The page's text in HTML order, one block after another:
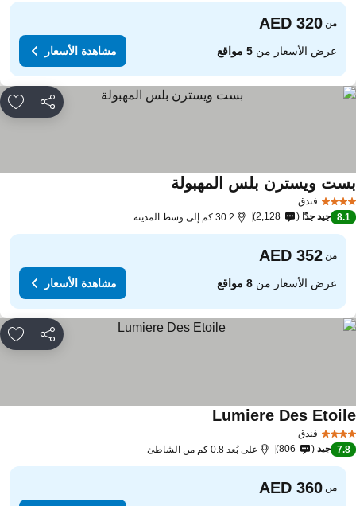
من
عرض الأسعار من5 مواقع مشاهدة الأسعار
مشاركة
فندق
ويسترن بلس المهبولة
8.1 جيد جدًا 2,128 30.2 كم إلى وسط المدينة
من
عرض الأسعار من8 مواقع مشاهدة الأسعار
مشاركة
فندق
Lumiere Des
7.8 جيد 806 على بُعد 0.8 كم من الشاطئ
من